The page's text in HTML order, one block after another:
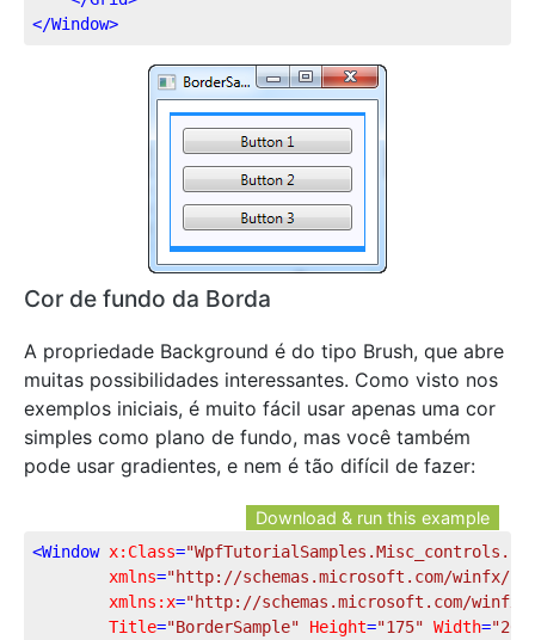
</Window>
Cor de fundo da Borda
A propriedade Background é do tipo Brush, que abre
muitas possibilidades interessantes. Como visto nos
exemplos iniciais, é muito fácil usar apenas uma cor
simples como plano de fundo, mas você também
pode usar gradientes, e nem é tão difícil de fazer:
Download & run this example
<Window x:Class=
xmlns="http://schemas.microsoft.com/winfx/
xmlns:x="http://schemas.microsoft.com/winfx/
Title="BorderSample" Height="175" Width=